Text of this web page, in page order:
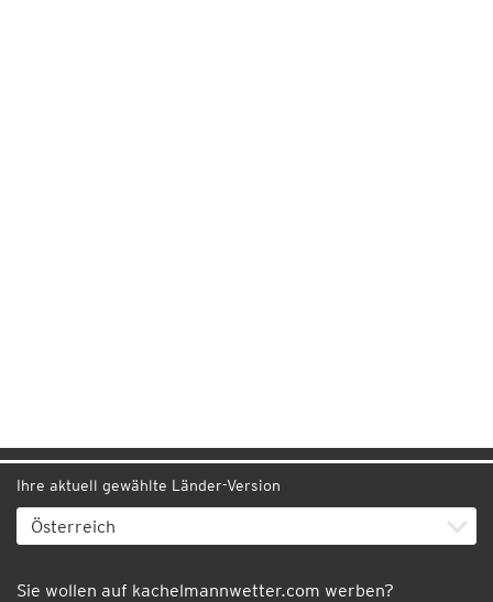
Ihre aktuell gewählte Länder-Version
Sie wollen auf kachelmannwetter.com werben?